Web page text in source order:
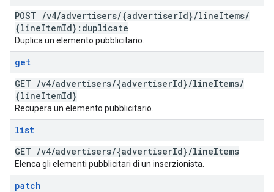
POST /v4/advertisers/{advertiserId}/lineItems/
{lineItemId}:duplicate
Duplica un elemento pubblicitario.
get
GET /v4/advertisers/{advertiserId}/lineItems/
{lineItemId}
Recupera un elemento pubblicitario.
list
GET /v4/advertisers/{advertiserId}/lineItems
Elenca gli elementi pubblicitari di un inserzionista.
patch